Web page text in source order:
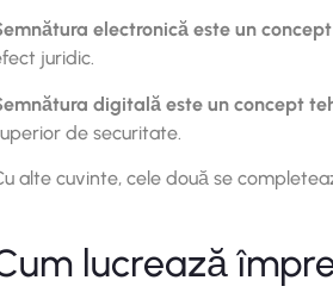
electronică este un
juridic.
digitală este un concept
de securitate.
alte cuvinte, cele două se
lucrează